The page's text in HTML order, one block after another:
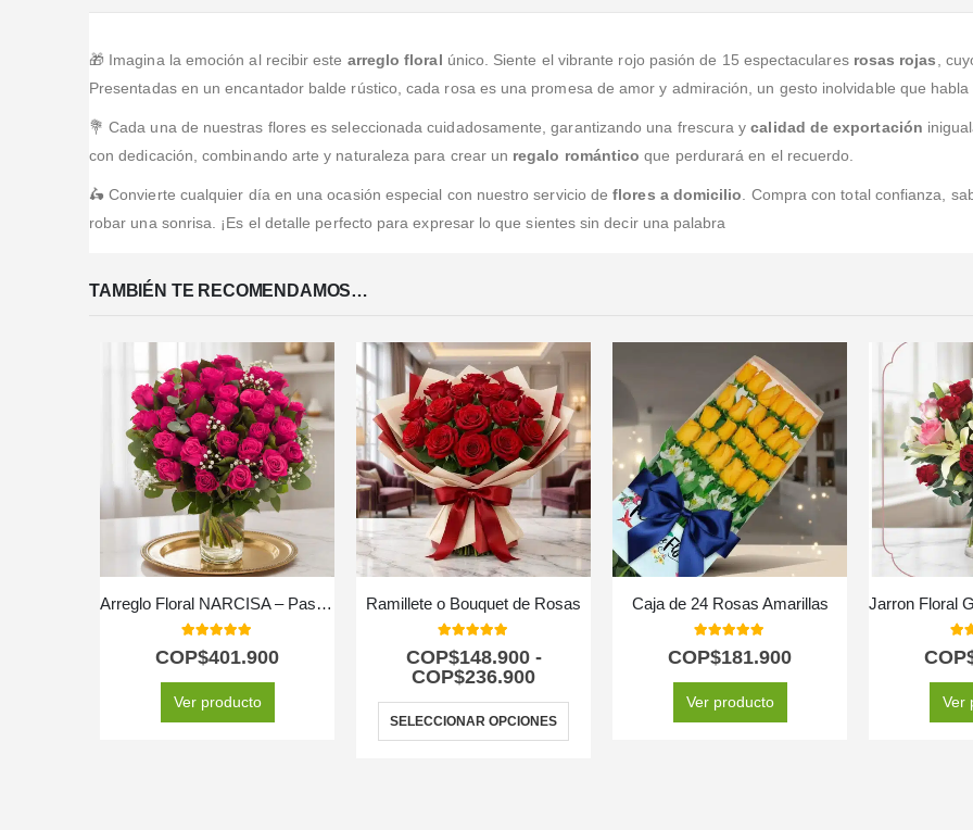
🎁 Imagina la emoción al recibir este arreglo floral único. Siente el vibrante rojo pasión de 15 espectaculares rosas rojas ,
Presentadas en un encantador balde rústico, cada rosa es una promesa de amor y admiración, un gesto inolvidable que habla
💐 Cada una de nuestras flores es seleccionada cuidadosamente, garantizando una frescura ycalidad de exportación
con dedicación, combinando arte y naturaleza para crear un regalo romántico que perdurará en el recuerdo.
🛵 Convierte cualquier día en una ocasión especial con nuestro servicio deflores a domicilio . Compra con total confianza,
robar una sonrisa. ¡Es el detalle perfecto para expresar lo que sientes sin decir una palabra
TAMBIÉN TE RECOMENDAMOS…
Arreglo Floral NARCISA – Pasión en 36 Rosas Fucsia 💖
5.00
COP$401.900
Ver producto
Ramillete o Bouquet de Rosas
5.00
COP$148.900 -
COP$236.900
SELECCIONAR OPCIONES
Caja de 24 Rosas Amarillas
5.00
COP$181.900
Ver producto
5.00
Ver